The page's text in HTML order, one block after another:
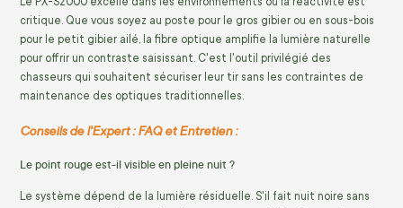
critique. Que vous soyez au poste pour le gros gibier ou en sous-bois
pour le petit gibier ailé, la fibre optique amplifie la lumière naturelle
pour offrir un contraste saisissant. C'est l'outil privilégié des
chasseurs qui souhaitent sécuriser leur tir sans les contraintes de
maintenance des optiques traditionnelles.
Conseils de l'Expert : FAQ et Entretien :
Le point rouge est-il visible en pleine nuit ?
Le système dépend de la lumière résiduelle. S'il fait nuit noire sans